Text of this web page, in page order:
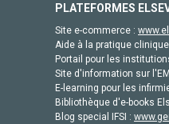
PLATEFORMES
Site e-commerce :
Aide à la pratique
Portail pour les
Site d'information sur
E-learning pour les
Bibliothèque d'e-books
Blog special IFSI :